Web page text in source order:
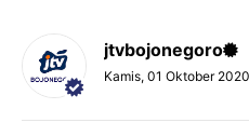
jtvbojonegoro
Kamis, 01 Oktober